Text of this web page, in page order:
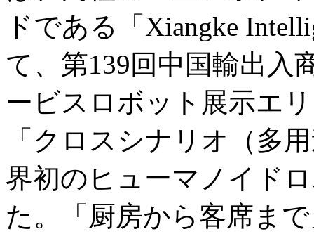
ドである「Xiangke
て、第139回中国輸出入
ービスロボット展示エ
「クロスシナリオ（多
界初のヒューマノイド
た。「厨房から客席ま